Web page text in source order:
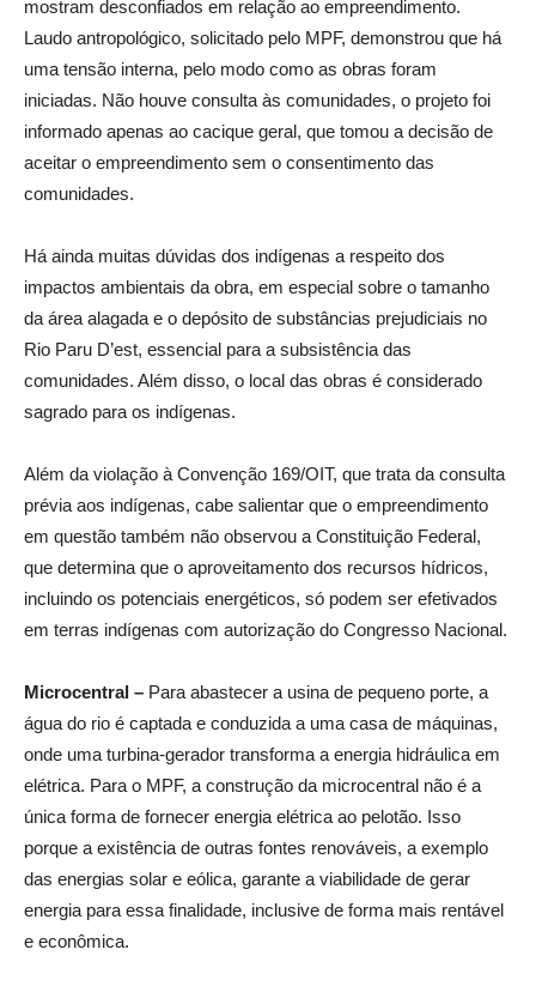
mostram desconfiados em relação ao empreendimento.
Laudo antropológico, solicitado pelo MPF, demonstrou que há
uma tensão interna, pelo modo como as obras foram
iniciadas. Não houve consulta às comunidades, o projeto foi
informado apenas ao cacique geral, que tomou a decisão de
aceitar o empreendimento sem o consentimento das
comunidades.
Há ainda muitas dúvidas dos indígenas a respeito dos
impactos ambientais da obra, em especial sobre o tamanho
da área alagada e o depósito de substâncias prejudiciais no
Rio Paru D’est, essencial para a subsistência das
comunidades. Além disso, o local das obras é considerado
sagrado para os indígenas.
Além da violação à Convenção 169/OIT, que trata da consulta
prévia aos indígenas, cabe salientar que o empreendimento
em questão também não observou a Constituição Federal,
que determina que o aproveitamento dos recursos hídricos,
incluindo os potenciais energéticos, só podem ser efetivados
em terras indígenas com autorização do Congresso Nacional.
Microcentral – Para abastecer a usina de pequeno porte, a
água do rio é captada e conduzida a uma casa de máquinas,
onde uma turbina-gerador transforma a energia hidráulica em
elétrica. Para o MPF, a construção da microcentral não é a
única forma de fornecer energia elétrica ao pelotão. Isso
porque a existência de outras fontes renováveis, a exemplo
das energias solar e eólica, garante a viabilidade de gerar
energia para essa finalidade, inclusive de forma mais rentável
e econômica.